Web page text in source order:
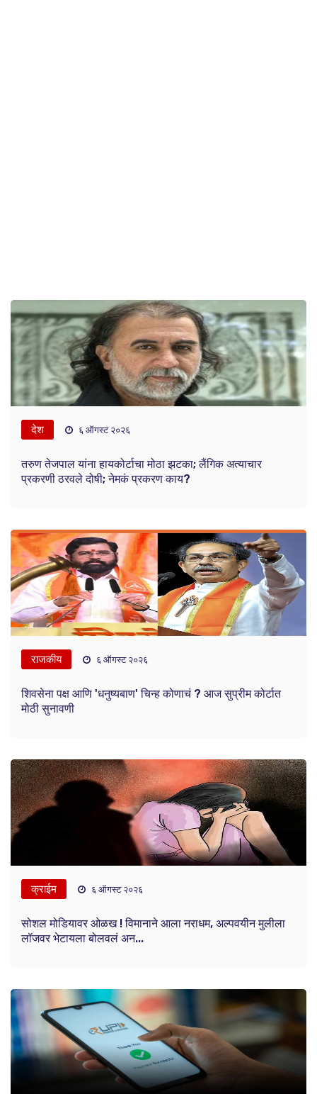
देश ६ ऑगस्ट २०२६
तरुण तेजपाल यांना हायकोर्टाचा मोठा झटका; लैंगिक अत्याचार
प्रकरणी ठरवले दोषी; नेमकं प्रकरण काय?
राजकीय ६ ऑगस्ट २०२६
शिवसेना पक्ष आणि 'धनुष्यबाण' चिन्ह कोणाचं ? आज सुप्रीम कोर्टात
मोठी सुनावणी
क्राईम ६ ऑगस्ट २०२६
सोशल मोडियावर ओळख ! विमानाने आला नराधम, अल्पवयीन मुलीला
लॉजवर भेटायला बोलवलं अन...